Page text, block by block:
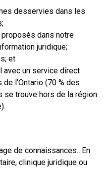
desservies dans les
proposés dans notre
juridique;
et
avec un service direct
l’Ontario (70 % des
se trouve hors de la région
de connaissances…En
clinique juridique ou